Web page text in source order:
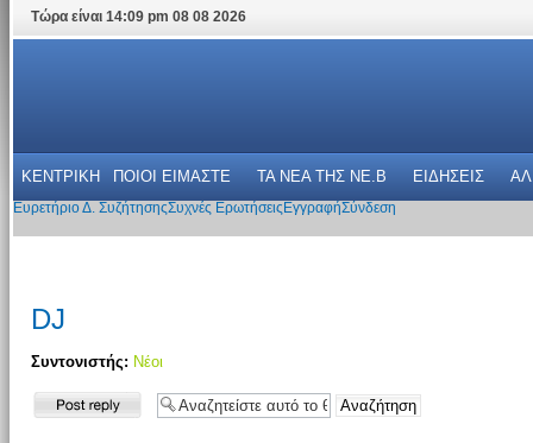
Τώρα είναι 14:09 pm 08 08 2026
ΚΕΝΤΡΙΚΗ ΠΟΙΟΙ ΕΙΜΑΣΤΕ ΤΑ ΝΕΑ THΣ NE.B ΕΙΔΗΣΕΙΣ
Ευρετήριο Δ. ΣυζήτησηςΣυχνές Ερωτήσεις ΕγγραφήΣύνδεση
DJ
Συντονιστής: Νέοι
Δημιουργία
απάντησης